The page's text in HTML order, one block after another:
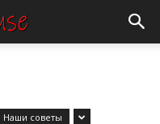
Наши советы